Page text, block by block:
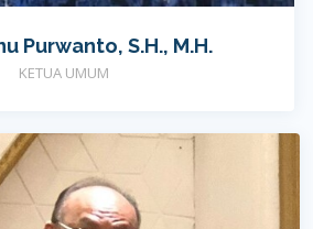
Purwanto, S.H., M.H.
KETUA UMUM